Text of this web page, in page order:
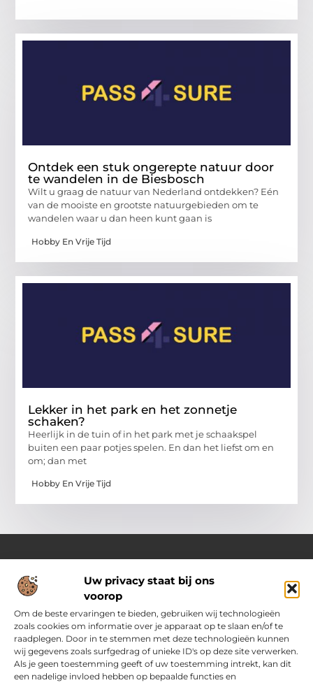
Uw privacy staat bij ons
voorop
Om de beste ervaringen te bieden, gebruiken wij technologieën
zoals cookies om informatie over je apparaat op te slaan en/of te
raadplegen. Door in te stemmen met deze technologieën kunnen
wij gegevens zoals surfgedrag of unieke ID's op deze site verwerken.
Als je geen toestemming geeft of uw toestemming intrekt, kan dit
een nadelige invloed hebben op bepaalde functies en
Ontdek een stuk ongerepte natuur door
te wandelen in de Biesbosch
Wilt u graag de natuur van Nederland ontdekken? Eén
van de mooiste en grootste natuurgebieden om te
wandelen waar u dan heen kunt gaan is
Hobby En Vrije Tijd
Lekker in het park en het zonnetje
schaken?
Heerlijk in de tuin of in het park met je schaakspel
buiten een paar potjes spelen. En dan het liefst om en
om; dan met
Hobby En Vrije Tijd
Over Pass4sure.nl
Jouw bron voor slimme inzichten en praktische tips
Verken een gevarieerd aanbod aan blogs en artikelen die je
dagelijks ondersteunen met bruikbare adviezen, slimme
strategieën en verrassende perspectieven om het beste uit
jezelf.
Main Links